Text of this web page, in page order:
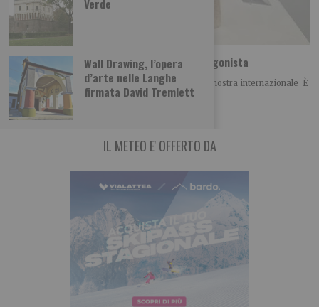
Verde
Wall Drawing, l’opera
d’arte nelle Langhe
firmata David Tremlett
La Ceramica di Castellamonte torna protagonista
È giunta alla sua sessantacinquesima edizione la mostra internazionale È
giunta alla sua sessantacinquesima edizione la
IL METEO E' OFFERTO DA